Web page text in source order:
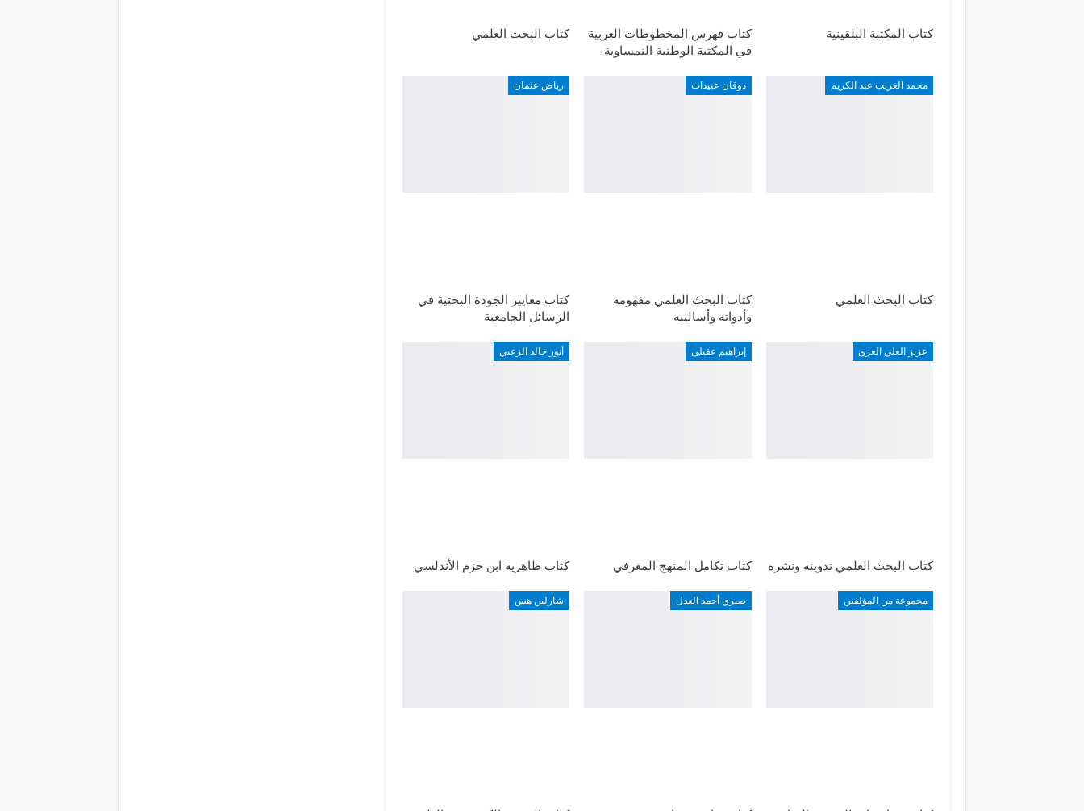
كتاب المكتبة البلقينية
كتاب فهرس المخطوطات العربية
في المكتبة الوطنية النمساوية
كتاب البحث العلمي
محمد الغريب عبد الكريم
كتاب البحث العلمي
ذوقان عبيدات
كتاب البحث العلمي مفهومه
وأدواته وأساليبه
رياض عثمان
كتاب معايير الجودة البحثية في
الرسائل الجامعية
عزيز العلي العزي
كتاب البحث العلمي تدوينه ونشره
إبراهيم عقيلي
كتاب تكامل المنهج المعرفي
أنور خالد الزعبي
كتاب ظاهرية ابن حزم الأندلسي
مجموعة من المؤلفين صبري أحمد العدل شارلين هس